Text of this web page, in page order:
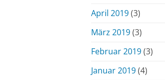
April 2019(3)
März 2019(3)
Februar 2019(3)
Januar 2019(4)